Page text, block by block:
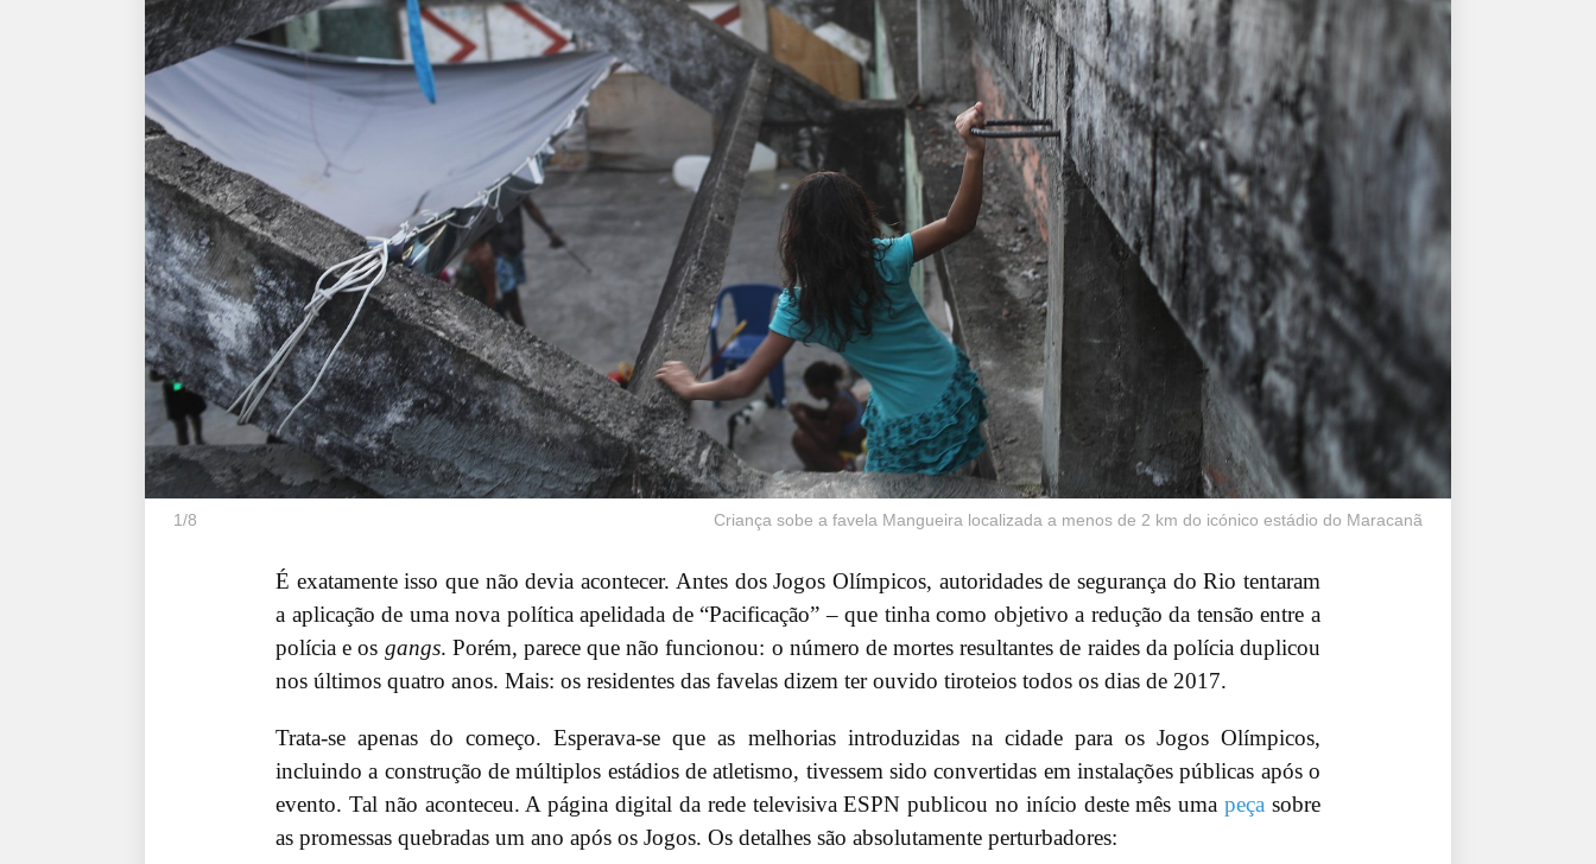
1/8 Criança sobe a favela Mangueira localizada a menos de 2 km do icónico estádio do Maracanã
É exatamente isso que não devia acontecer. Antes dos Jogos Olímpicos, autoridades de segurança do Rio tentaram
a aplicação de uma nova política apelidada de “Pacificação” – que tinha como objetivo a redução da tensão entre a
polícia e os gangs. Porém, parece que não funcionou: o número de mortes resultantes de raides da polícia duplicou
nos últimos quatro anos. Mais: os residentes das favelas dizem ter ouvido tiroteios todos os dias de 2017.
Trata-se apenas do começo. Esperava-se que as melhorias introduzidas na cidade para os Jogos Olímpicos,
incluindo a construção de múltiplos estádios de atletismo, tivessem sido convertidas em instalações públicas após o
evento. Tal não aconteceu. A página digital da rede televisiva ESPN publicou no início deste mês umapeça sobre
as promessas quebradas um ano após os Jogos. Os detalhes são absolutamente perturbadores: